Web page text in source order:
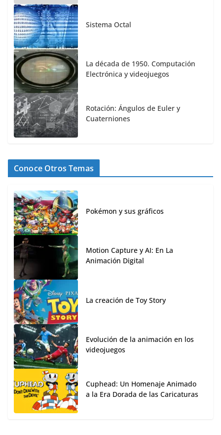
Sistema Octal
La década de 1950. Computación
Electrónica y videojuegos
Rotación: Ángulos de Euler y
Cuaterniones
Conoce Otros Temas
Pokémon y sus gráficos
Motion Capture y AI: En La
Animación Digital
La creación de Toy Story
Evolución de la animación en los
videojuegos
Cuphead: Un Homenaje Animado
a la Era Dorada de las Caricaturas